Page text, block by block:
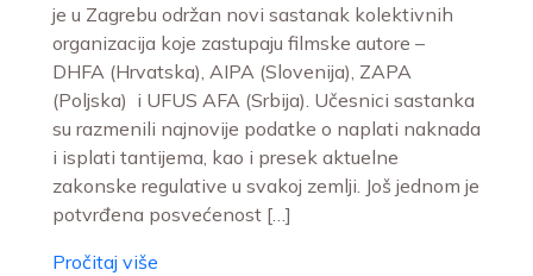
je u Zagrebu održan novi sastanak kolektivnih
organizacija koje zastupaju filmske autore –
DHFA (Hrvatska), AIPA (Slovenija), ZAPA
(Poljska) i UFUS AFA (Srbija). Učesnici sastanka
su razmenili najnovije podatke o naplati naknada
i isplati tantijema, kao i presek aktuelne
zakonske regulative u svakoj zemlji. Još jednom je
potvrđena posvećenost […]
Pročitaj više